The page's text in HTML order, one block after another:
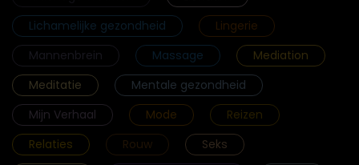
Lichamelijke gezondheid
Lingerie
Mannenbrein
Massage
Mediation
Meditatie
Mentale gezondheid
Mijn Verhaal
Mode
Reizen
Relaties
Rouw
Seks